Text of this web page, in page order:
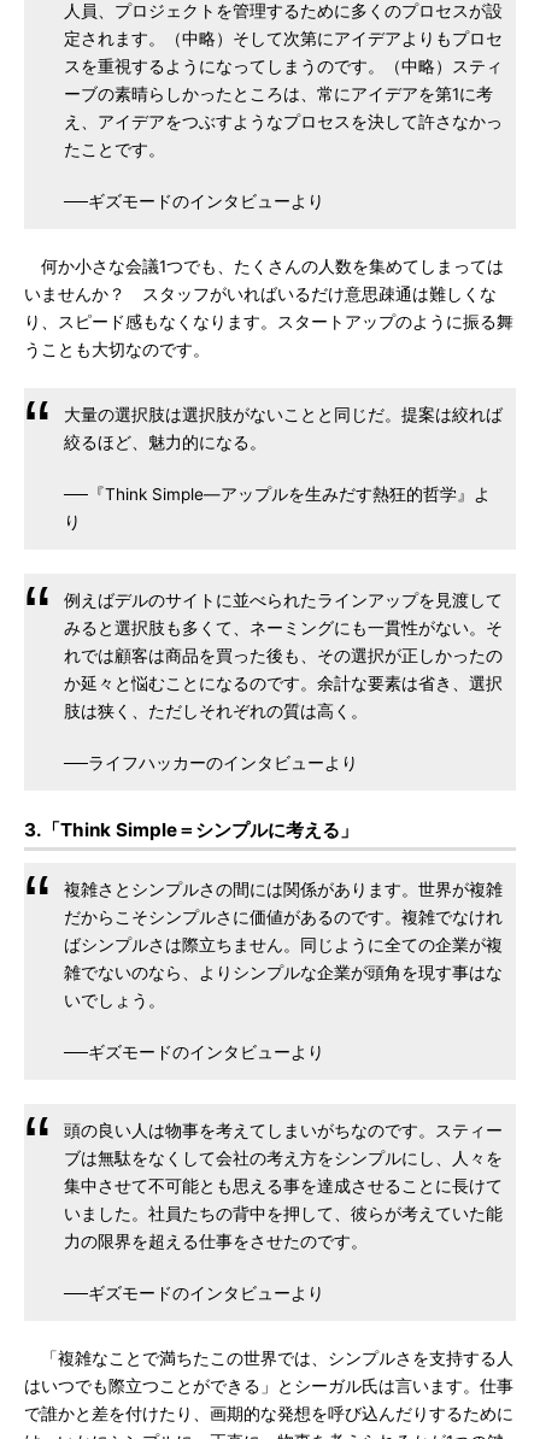
人員、プロジェクトを管理するために多くのプロセスが設
定されます。（中略）そして次第にアイデアよりもプロセ
スを重視するようになってしまうのです。（中略）スティ
ーブの素晴らしかったところは、常にアイデアを第1に考
え、アイデアをつぶすようなプロセスを決して許さなかっ
たことです。
──ギズモードのインタビューより
何か小さな会議1つでも、たくさんの人数を集めてしまっては
いませんか？ スタッフがいればいるだけ意思疎通は難しくな
り、スピード感もなくなります。スタートアップのように振る舞
うことも大切なのです。
大量の選択肢は選択肢がないことと同じだ。提案は絞れば
絞るほど、魅力的になる。
──『Think Simple―アップルを生みだす熱狂的哲学』よ
り
例えばデルのサイトに並べられたラインアップを見渡して
みると選択肢も多くて、ネーミングにも一貫性がない。そ
れでは顧客は商品を買った後も、その選択が正しかったの
か延々と悩むことになるのです。余計な要素は省き、選択
肢は狭く、ただしそれぞれの質は高く。
──ライフハッカーのインタビューより
3.「Think Simple＝シンプルに考える」
複雑さとシンプルさの間には関係があります。世界が複雑
だからこそシンプルさに価値があるのです。複雑でなけれ
ばシンプルさは際立ちません。同じように全ての企業が複
雑でないのなら、よりシンプルな企業が頭角を現す事はな
いでしょう。
──ギズモードのインタビューより
頭の良い人は物事を考えてしまいがちなのです。スティー
ブは無駄をなくして会社の考え方をシンプルにし、人々を
集中させて不可能とも思える事を達成させることに長けて
いました。社員たちの背中を押して、彼らが考えていた能
力の限界を超える仕事をさせたのです。
──ギズモードのインタビューより
「複雑なことで満ちたこの世界では、シンプルさを支持する人
はいつでも際立つことができる」とシーガル氏は言います。仕事
で誰かと差を付けたり、画期的な発想を呼び込んだりするために